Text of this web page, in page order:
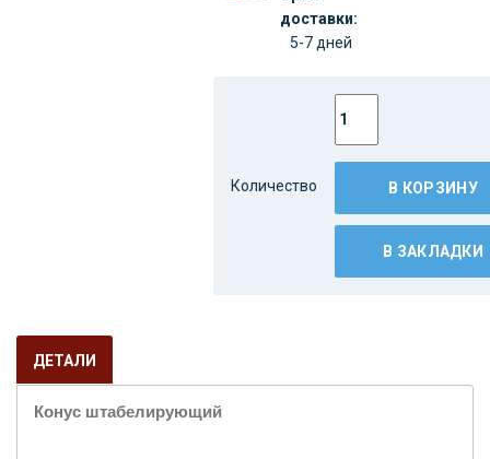
доставки:
5-7 дней
Количество В КОРЗИНУ
В ЗАКЛАДКИ
ДЕТАЛИ
Конус штабелирующий